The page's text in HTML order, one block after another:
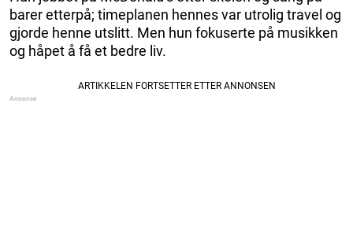
barer etterpå; timeplanen hennes var utrolig travel og
gjorde henne utslitt. Men hun fokuserte på musikken
og håpet å få et bedre liv.